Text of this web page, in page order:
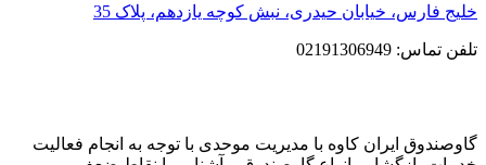
خلیج فارس، خیابان حیدری، نبش کوچه یازدهم، پلاک 35
تلفن تماس: 02191306949
گاوصندوق ایران کاوه با مدیریت موحدی با توجه به انجام فعالیت